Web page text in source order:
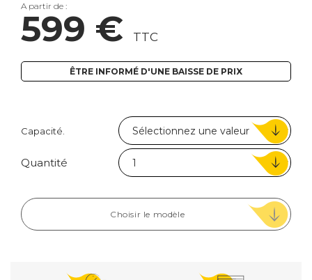
A partir de :
599 € TTC
ÊTRE INFORMÉ D'UNE BAISSE DE PRIX
Capacité.
Quantité
Choisir le modèle